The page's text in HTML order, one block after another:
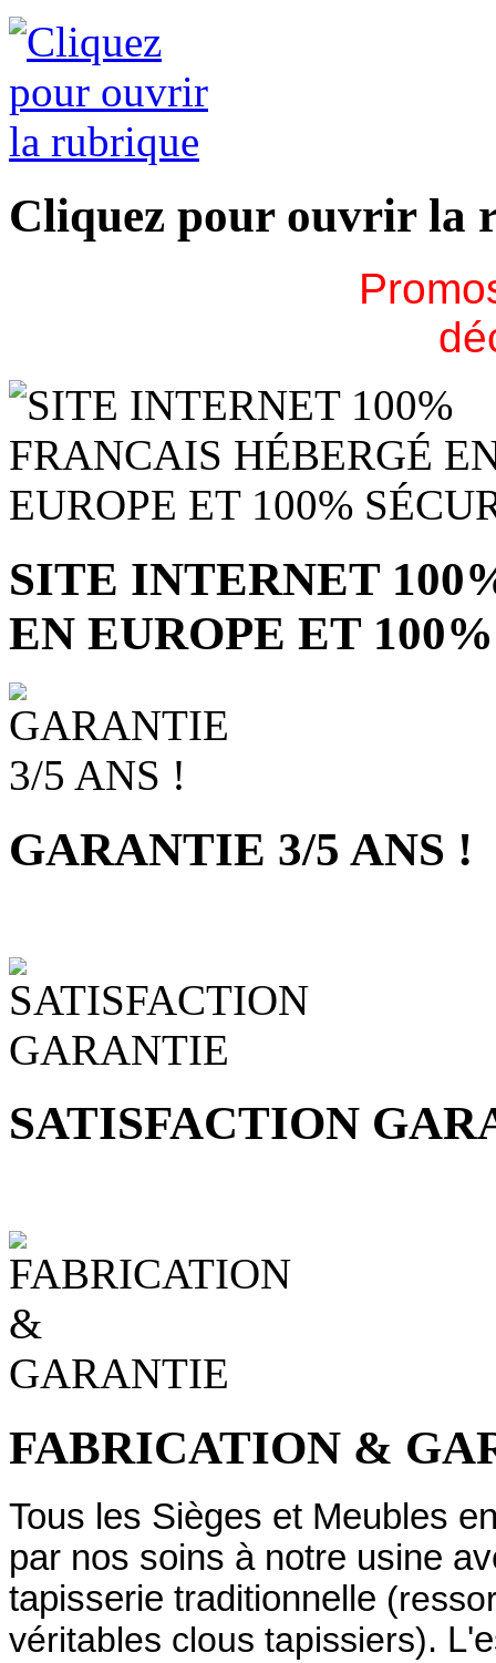
Cliquez pour ouvrir la
SITE INTERNET
EN EUROPE ET
GARANTIE 3/5 ANS !
SATISFACTION
FABRICATION &
Tous les Sièges et Meubles
par nos soins à notre usine
tapisserie traditionnelle
véritables clous tapissiers).